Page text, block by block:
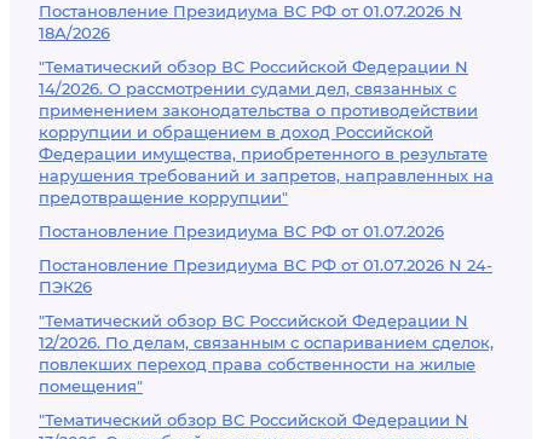
Постановление Президиума ВС РФ от 01.07.2026 N
18А/2026
"Тематический обзор ВС Российской Федерации N
14/2026. О рассмотрении судами дел, связанных с
применением законодательства о противодействии
коррупции и обращением в доход Российской
Федерации имущества, приобретенного в результате
нарушения требований и запретов, направленных на
предотвращение коррупции"
Постановление Президиума ВС РФ от 01.07.2026
Постановление Президиума ВС РФ от 01.07.2026 N 24-
ПЭК26
"Тематический обзор ВС Российской Федерации N
12/2026. По делам, связанным с оспариванием сделок,
повлекших переход права собственности на жилые
помещения"
"Тематический обзор ВС Российской Федерации N